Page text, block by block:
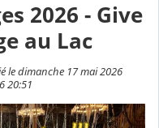
2026 - Give
au Lac
le dimanche 17 mai 2026
20:51